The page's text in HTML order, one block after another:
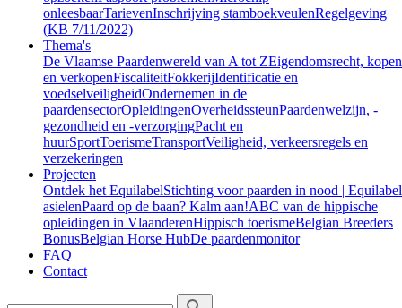
onleesbaarTarievenInschrijving stamboekveulenRegelgeving
(KB 7/11/2022)
Thema's
De Vlaamse Paardenwereld van A tot ZEigendomsrecht, kopen
en verkopenFiscaliteitFokkerijIdentificatie en
voedselveiligheidOndernemen in de
paardensectorOpleidingenOverheidssteunPaardenwelzijn, -
gezondheid en -verzorgingPacht en
huurSportToerismeTransportVeiligheid, verkeersregels en
verzekeringen
Projecten
Ontdek het EquilabelStichting voor paarden in nood | Equilabel
asielenPaard op de baan? Kalm aan!ABC van de hippische
opleidingen in VlaanderenHippisch toerismeBelgian Breeders
BonusBelgian Horse HubDe paardenmonitor
FAQ
Contact